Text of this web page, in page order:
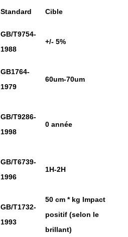
Standard Cible
GB/T9754-
1988
+/- 5%
GB1764-
1979
60um-70um
GB/T9286-
1998
0 année
GB/T6739-
1996
1H-2H
GB/T1732-
1993
50 cm * kg Impact
positif (selon le
brillant)